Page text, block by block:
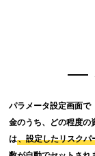
パラメータ設定画面で
金のうち、どの程度の
は、設定したリスク